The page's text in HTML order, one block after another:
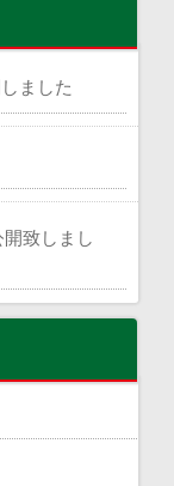
ました
致しまし